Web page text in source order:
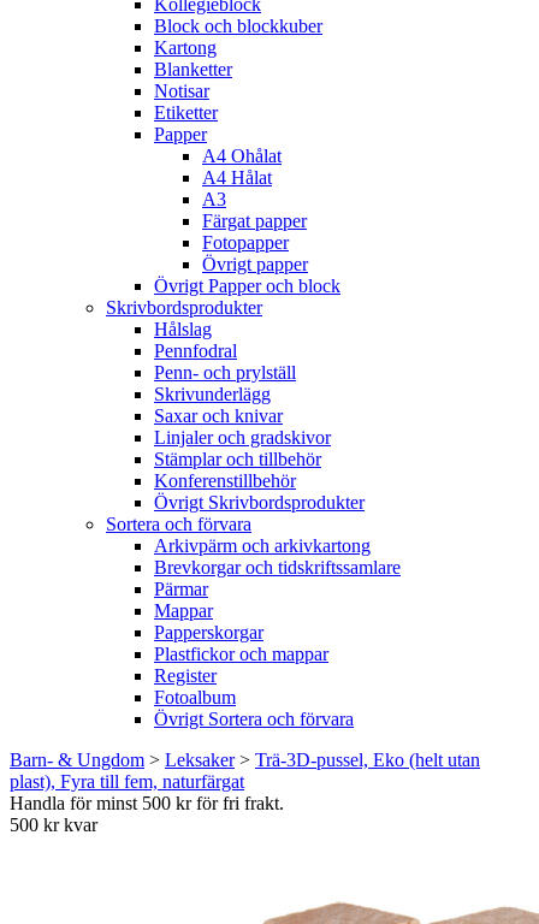
Kollegieblock
Block och blockkuber
Kartong
Blanketter
Notisar
Etiketter
Papper
A4 Ohålat
A4 Hålat
A3
Färgat papper
Fotopapper
Övrigt papper
Övrigt Papper och block
Skrivbordsprodukter
Hålslag
Pennfodral
Penn- och prylställ
Skrivunderlägg
Saxar och knivar
Linjaler och gradskivor
Stämplar och tillbehör
Konferenstillbehör
Övrigt Skrivbordsprodukter
Sortera och förvara
Arkivpärm och arkivkartong
Brevkorgar och tidskriftssamlare
Pärmar
Mappar
Papperskorgar
Plastfickor och mappar
Register
Fotoalbum
Övrigt Sortera och förvara
Barn- & Ungdom > Leksaker> Trä-3D-pussel, Eko (helt utan
plast), Fyra till fem, naturfärgat
Handla för minst 500 kr för fri frakt.
500 kr kvar